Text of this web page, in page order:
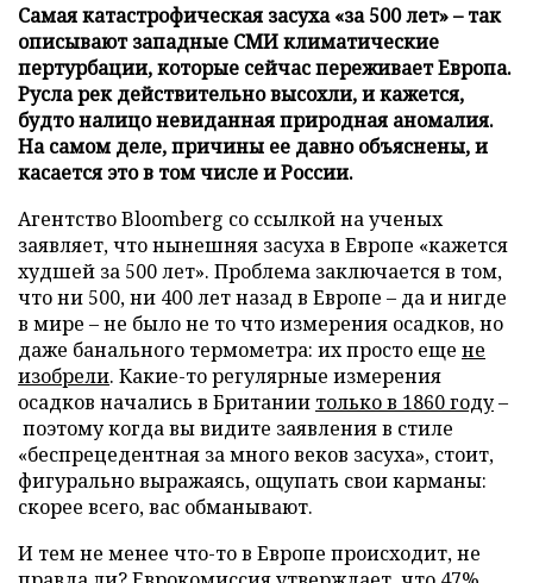
Самая катастрофическая засуха «за 500 лет» – так
описывают западные СМИ климатические
пертурбации, которые сейчас переживает Европа.
Русла рек действительно высохли, и кажется,
будто налицо невиданная природная аномалия.
На самом деле, причины ее давно объяснены, и
касается это в том числе и России.
Агентство Bloomberg со ссылкой на ученых
заявляет, что нынешняя засуха в Европе «кажется
худшей за 500 лет». Проблема заключается в том,
что ни 500, ни 400 лет назад в Европе – да и нигде
в мире – не было не то что измерения осадков, но
даже банального термометра: их просто еще не
изобрели. Какие-то регулярные измерения
осадков начались в Британии только в 1860 году–
поэтому когда вы видите заявления в стиле
«беспрецедентная за много веков засуха», стоит,
фигурально выражаясь, ощупать свои карманы:
скорее всего, вас обманывают.
И тем не менее что-то в Европе происходит, не